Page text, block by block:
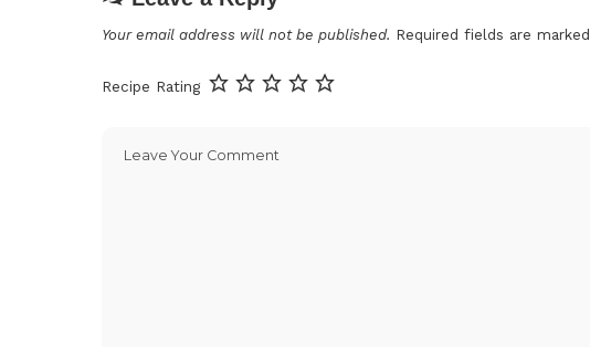
Your email address will not be published. Required fields are marked
Recipe Rating